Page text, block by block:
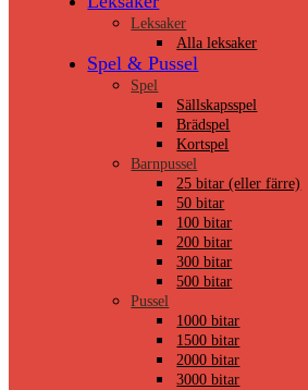
Leksaker
Alla leksaker
Spel & Pussel
Spel
Sällskapsspel
Brädspel
Kortspel
Barnpussel
25 bitar (eller färre)
50 bitar
100 bitar
200 bitar
300 bitar
500 bitar
Pussel
1000 bitar
1500 bitar
2000 bitar
3000 bitar